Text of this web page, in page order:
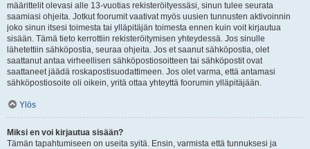
määrittelit olevasi alle 13-vuotias rekisteröityessäsi, sinun tulee seurata
saamiasi ohjeita. Jotkut foorumit vaativat myös uusien tunnusten aktivoinnin
joko sinun itsesi toimesta tai ylläpitäjän toimesta ennen kuin voit kirjautua
sisään. Tämä tieto kerrottiin rekisteröitymisen yhteydessä. Jos sinulle
lähetettiin sähköpostia, seuraa ohjeita. Jos et saanut sähköpostia, olet
saattanut antaa virheellisen sähköpostiosoitteen tai sähköpostit ovat
saattaneet jäädä roskapostisuodattimeen. Jos olet varma, että antamasi
sähköpostiosoite oli oikein, yritä ottaa yhteyttä foorumin ylläpitäjään.
Ylös
Miksi en voi kirjautua sisään?
Tämän tapahtumiseen on useita syitä. Ensin, varmista että tunnuksesi ja